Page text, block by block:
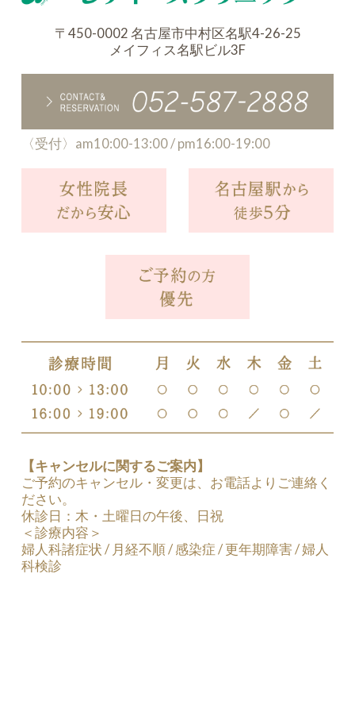
〒450-0002 名古屋市中村区名駅4-26-25
メイフィス名駅ビル3F
〈受付〉am10:00-13:00 / pm16:00-19:00
【キャンセルに関するご案内】
ご予約のキャンセル・変更は、お電話よりご連絡く
ださい。
休診日：木・土曜日の午後、日祝
＜診療内容＞
婦人科諸症状 / 月経不順 / 感染症 / 更年期障害 / 婦人
科検診